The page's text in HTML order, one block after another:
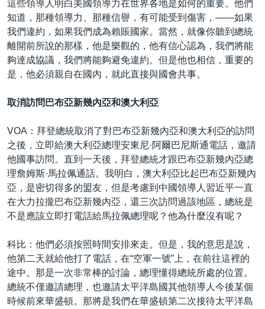
這些領導人明白美國領導力在世界各地是如何的重要。他們
知道，那種領導力、那種信譽，有可能受到傷害，——如果
我們違約，如果我們成為賴賬國家。當然，就像你聽到總統
離開前所說的那樣，他是樂觀的，他有信心認為，我們將能
夠達成協議，我們將能夠避免違約。但是他也相信，重要的
是，他必須親自在國內，就此直接與國會共事。
取消訪問巴布亞新幾內亞和澳大利亞
VOA：拜登總統取消了對巴布亞新幾內亞和澳大利亞的訪問
之後，立即給澳大利亞總理安東尼·阿爾巴尼斯通電話，邀請
他國事訪問。直到一天後，拜登總統才跟巴布亞新幾內亞總
理詹姆斯·馬拉佩通話。我明白，澳大利亞比起巴布亞新幾內
亞，是密切得多的盟友，但是考慮到中國領導人習近平一直
在大力拉攏巴布亞新幾內亞，還三次訪問過該地區，總統是
不是應該立即打電話給馬拉佩總理呢？他為什麼沒有呢？
科比：他們必須按照時間安排來走。但是，我的意思是說，
他第二天就給他打了電話，在“空軍一號”上，在前往這裡的
途中。那是一次非常棒的討論，總理懂得總統所處的位置。
總統不僅邀請總理，也邀請太平洋島國其他領導人今後某個
時候前來華盛頓。那將是我們在華盛頓第二次接待太平洋島